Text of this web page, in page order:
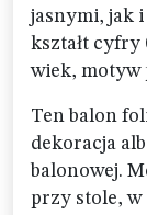
jasnymi, jak
kształt cyfry
wiek, motyw
Ten balon
dekoracja
balonowej.
przy stole, w